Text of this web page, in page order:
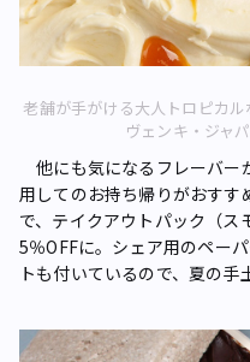
老舗が手がける大人トロピカ
ヴェンキ・ジャ
他にも気になるフレーバー
用してのお持ち帰りがおす
で、テイクアウトパック（
5％OFFに。シェア用のペー
トも付いているので、夏の手